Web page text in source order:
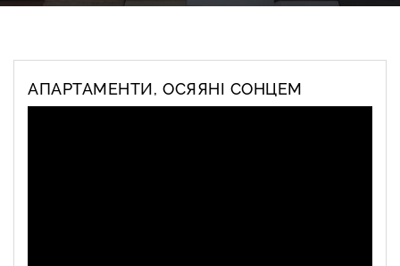
АПАРТАМЕНТИ, ОСЯЯНІ СОНЦЕМ